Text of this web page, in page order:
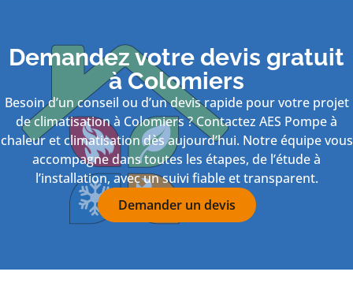
Demandez votre devis gratuit
à Colomiers
Besoin d’un conseil ou d’un devis rapide pour votre projet
de climatisation à Colomiers ? Contactez AES Pompe à
chaleur et climatisation dès aujourd’hui. Notre équipe vous
accompagne dans toutes les étapes, de l’étude à
l’installation, avec un suivi fiable et transparent.
Demander un devis